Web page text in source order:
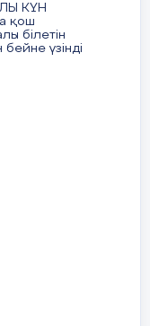
КҮН
қош
білетін
үзінді